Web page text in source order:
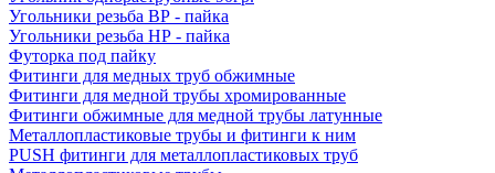
Угольники резьба ВР - пайка
Угольники резьба НР - пайка
Футорка под пайку
Фитинги для медных труб обжимные
Фитинги для медной трубы хромированные
Фитинги обжимные для медной трубы латунные
Металлопластиковые трубы и фитинги к ним
PUSH фитинги для металлопластиковых труб